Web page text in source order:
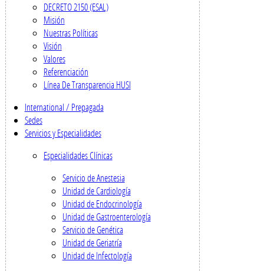
DECRETO 2150 (ESAL)
Misión
Nuestras Políticas
Visión
Valores
Referenciación
Línea De Transparencia HUSI
International / Prepagada
Sedes
Servicios y Especialidades
Especialidades Clínicas
Servicio de Anestesia
Unidad de Cardiología
Unidad de Endocrinología
Unidad de Gastroenterología
Servicio de Genética
Unidad de Geriatría
Unidad de Infectología